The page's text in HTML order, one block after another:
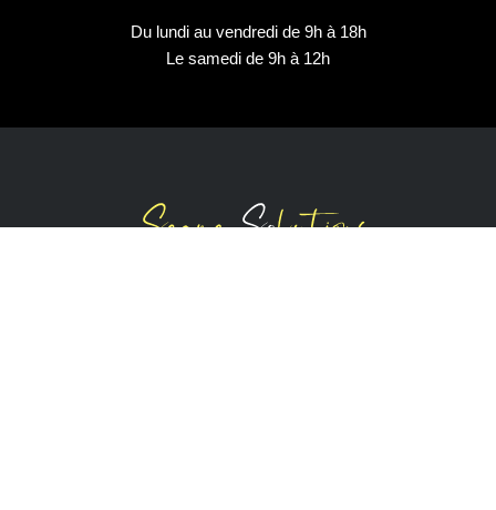
Du lundi au vendredi de 9h à 18h
Le samedi de 9h à 12h